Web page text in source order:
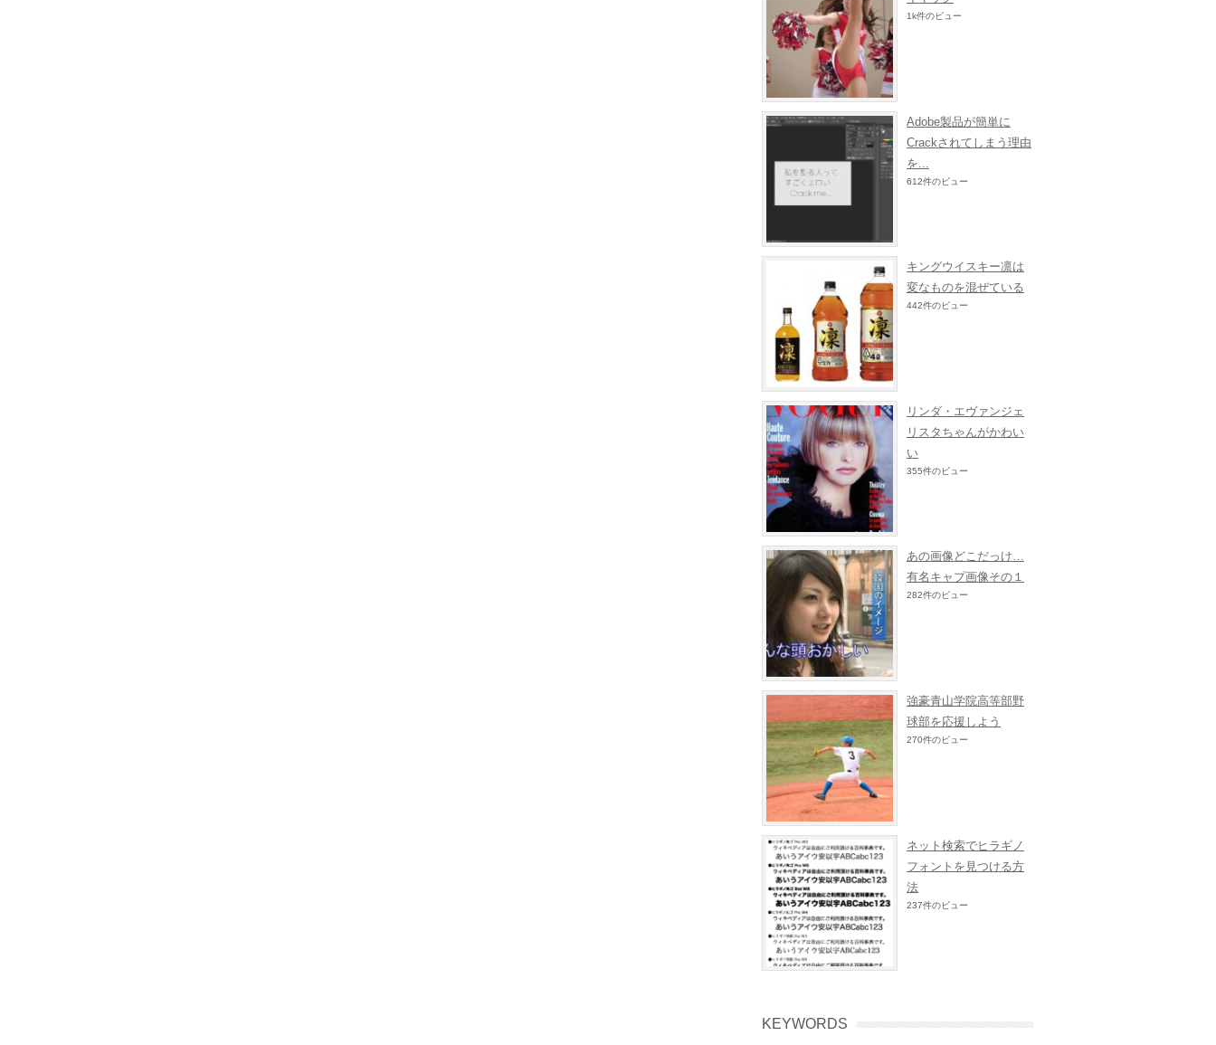
1k件のビュー
Adobe製品が簡単に
Crackされてしまう理由
を...
612件のビュー
キングウイスキー凛は
変なものを混ぜている
442件のビュー
リンダ・エヴァンジェ
リスタちゃんがかわい
い
355件のビュー
あの画像どこだっけ…
有名キャプ画像その１
282件のビュー
強豪青山学院高等部野
球部を応援しよう
270件のビュー
ネット検索でヒラギノ
フォントを見つける方
法
237件のビュー
KEYWORDS